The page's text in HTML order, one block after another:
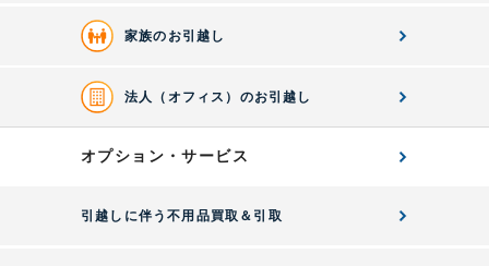
家族のお引越し
法人（オフィス）のお引越し
オプション・サービス
引越しに伴う不用品買取＆引取